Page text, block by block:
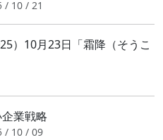
/ 10 / 21
）10月23日「霜降（そうこ
業戦略
/ 10 / 09